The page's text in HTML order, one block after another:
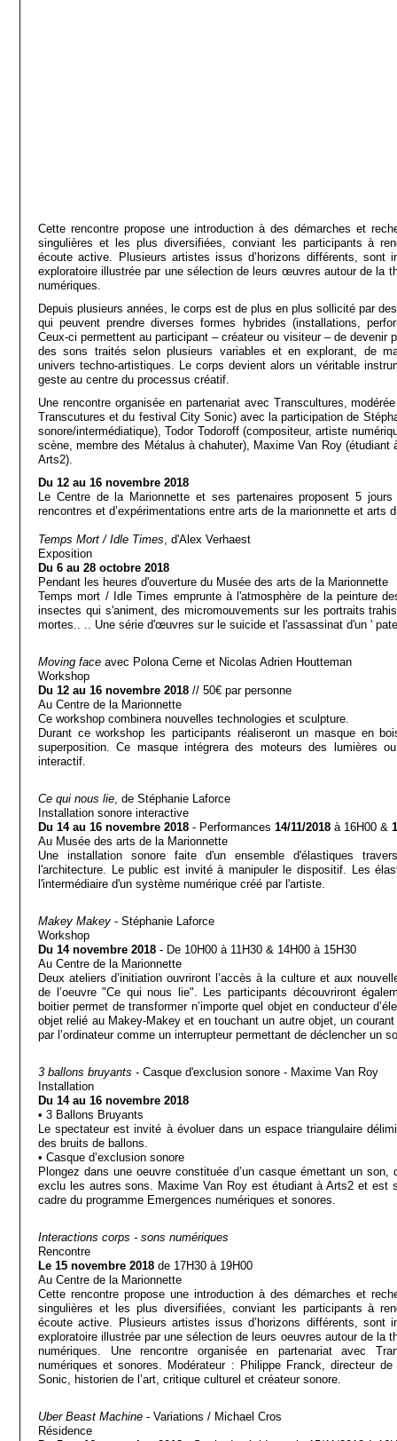
Cette rencontre propose une introduction à des démarches et
singulières et les plus diversifiées, conviant les participants à
écoute active. Plusieurs artistes issus d’horizons différents, sont
exploratoire illustrée par une sélection de leurs œuvres autour de la
numériques.
Depuis plusieurs années, le corps est de plus en plus sollicité par
qui peuvent prendre diverses formes hybrides (installations,
Ceux-ci permettent au participant – créateur ou visiteur – de devenir
des sons traités selon plusieurs variables et en explorant, de
univers techno-artistiques. Le corps devient alors un véritable
geste au centre du processus créatif.
Une rencontre organisée en partenariat avec Transcultures,
Transcutures et du festival City Sonic) avec la participation de
sonore/intermédiatique), Todor Todoroff (compositeur, artiste
scène, membre des Métalus à chahuter), Maxime Van Roy (étudiant
Arts2).
Du 12 au 16 novembre 2018
Le Centre de la Marionnette et ses partenaires proposent 5 jours
rencontres et d’expérimentations entre arts de la marionnette et arts
Temps Mort / Idle Times, d'Alex Verhaest
Exposition
Du 6 au 28 octobre 2018
Pendant les heures d'ouverture du Musée des arts de la Marionnette
Temps mort / Idle Times emprunte à l'atmosphère de la peinture
insectes qui s'animent, des micromouvements sur les portraits
mortes.. .. Une série d'œuvres sur le suicide et l'assassinat d'un '
Moving face avec Polona Cerne et Nicolas Adrien Houtteman
Workshop
Du 12 au 16 novembre 2018 // 50€ par personne
Au Centre de la Marionnette
Ce workshop combinera nouvelles technologies et sculpture.
Durant ce workshop les participants réaliseront un masque en
superposition. Ce masque intégrera des moteurs des lumières
interactif.
Ce qui nous lie, de Stéphanie Laforce
Installation sonore interactive
Du 14 au 16 novembre 2018 - Performances 14/11/2018 à 16H00 &
Au Musée des arts de la Marionnette
Une installation sonore faite d'un ensemble d'élastiques
l'architecture. Le public est invité à manipuler le dispositif. Les
l'intermédiaire d'un système numérique créé par l'artiste.
Makey Makey - Stéphanie Laforce
Workshop
Du 14 novembre 2018 - De 10H00 à 11H30 & 14H00 à 15H30
Au Centre de la Marionnette
Deux ateliers d’initiation ouvriront l’accès à la culture et aux
de l’oeuvre "Ce qui nous lie". Les participants découvriront
boitier permet de transformer n’importe quel objet en conducteur
objet relié au Makey-Makey et en touchant un autre objet, un
par l’ordinateur comme un interrupteur permettant de déclencher un
3 ballons bruyants - Casque d'exclusion sonore - Maxime Van Roy
Installation
Du 14 au 16 novembre 2018
• 3 Ballons Bruyants
Le spectateur est invité à évoluer dans un espace triangulaire
des bruits de ballons.
• Casque d’exclusion sonore
Plongez dans une oeuvre constituée d’un casque émettant un son,
exclu les autres sons. Maxime Van Roy est étudiant à Arts2 et est
cadre du programme Emergences numériques et sonores.
Interactions corps - sons numériques
Rencontre
Le 15 novembre 2018 de 17H30 à 19H00
Au Centre de la Marionnette
Cette rencontre propose une introduction à des démarches et
singulières et les plus diversifiées, conviant les participants à
écoute active. Plusieurs artistes issus d’horizons différents, sont
exploratoire illustrée par une sélection de leurs oeuvres autour de la
numériques. Une rencontre organisée en partenariat avec
numériques et sonores. Modérateur : Philippe Franck, directeur
Sonic, historien de l’art, critique culturel et créateur sonore.
Uber Beast Machine - Variations / Michael Cros
Résidence